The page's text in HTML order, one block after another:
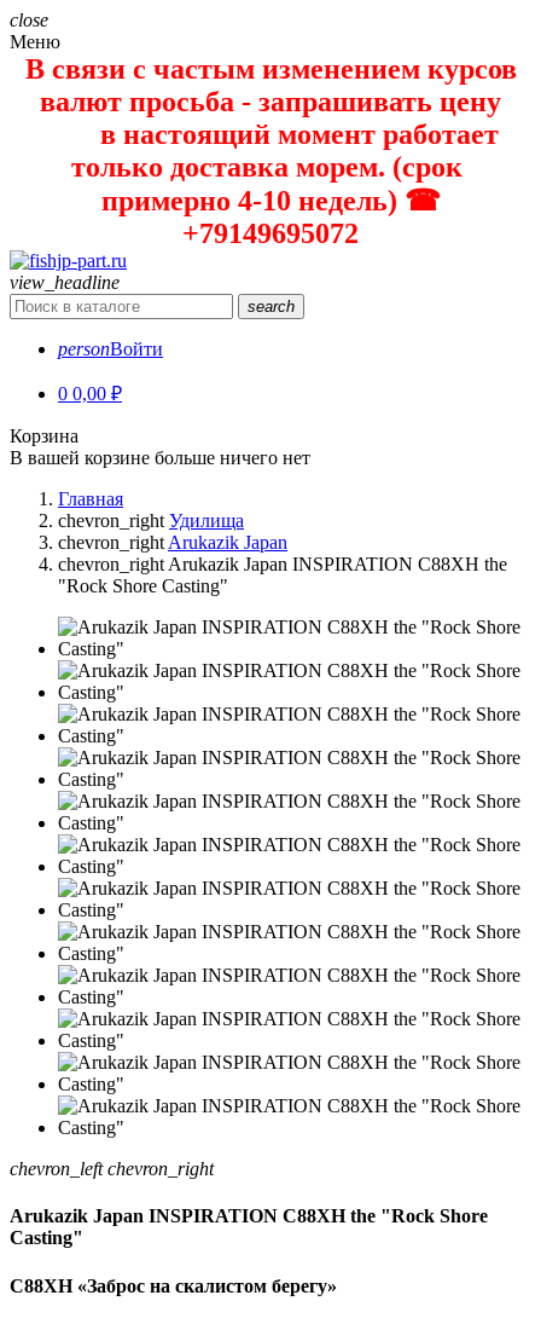
close
Меню
В связи с частым изменением курсов
валют просьба - запрашивать цену
в настоящий момент работает
только доставка морем. (срок
примерно 4-10 недель) ☎
+79149695072
view_headline
search
personВойти
0 0,00 ₽
Корзина
В вашей корзине больше ничего нет
Главная
chevron_right Удилища
chevron_right Arukazik Japan
chevron_right Arukazik Japan INSPIRATION C88XH the
"Rock Shore Casting"
chevron_left chevron_right
Arukazik Japan INSPIRATION C88XH the "Rock Shore
Casting"
C88XH «Заброс на скалистом берегу»